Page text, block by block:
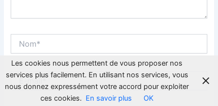
E-
mail*
Les cookies nous permettent de vous proposer nos
services plus facilement. En utilisant nos services, vous
nous donnez expressément votre accord pour exploiter
ces cookies. En savoir plus OK